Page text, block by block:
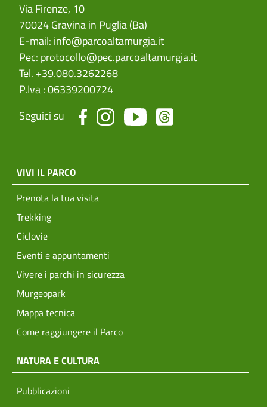
Via Firenze, 10
70024 Gravina in Puglia (Ba)
E-mail: info@parcoaltamurgia.it
Pec: protocollo@pec.parcoaltamurgia.it
Tel. +39.080.3262268
P.Iva : 06339200724
Seguici su
menu top footer
VIVI IL PARCO
Prenota la tua visita
Trekking
Ciclovie
Eventi e appuntamenti
Vivere i parchi in sicurezza
Murgeopark
Mappa tecnica
Come raggiungere il Parco
NATURA E CULTURA
Pubblicazioni